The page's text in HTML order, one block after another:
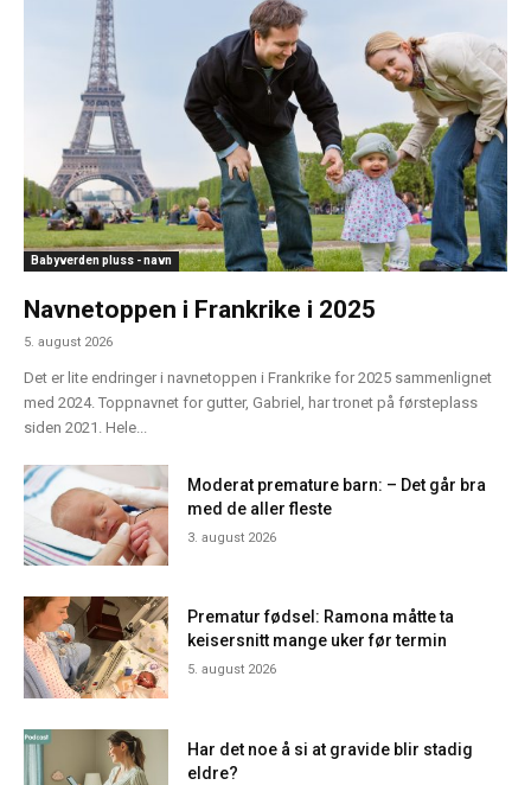
Babyverden pluss - navn
Navnetoppen i Frankrike i 2025
5. august 2026
Det er lite endringer i navnetoppen i Frankrike for 2025 sammenlignet
med 2024. Toppnavnet for gutter, Gabriel, har tronet på førsteplass
siden 2021. Hele...
Moderat premature barn: – Det går bra
med de aller fleste
3. august 2026
Prematur fødsel: Ramona måtte ta
keisersnitt mange uker før termin
5. august 2026
Har det noe å si at gravide blir stadig
eldre?